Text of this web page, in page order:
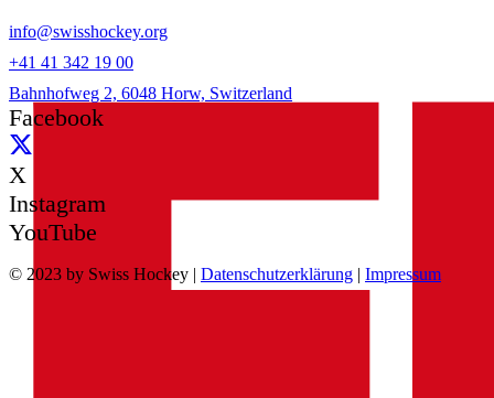
info@swisshockey.org
+41 41 342 19 00
Bahnhofweg 2, 6048 Horw, Switzerland
Facebook
X
Instagram
YouTube
© 2023 by Swiss Hockey | Datenschutzerklärung | Impressum